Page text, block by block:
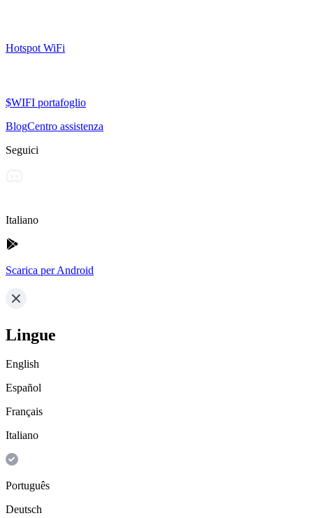
Hotspot WiFi
$WIFI portafoglio
BlogCentro assistenza
Seguici
Italiano
Scarica per Android
Lingue
English
Español
Français
Italiano
Português
Deutsch